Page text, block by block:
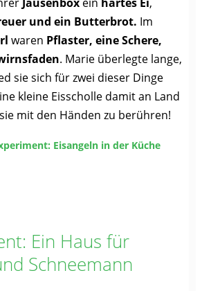
Jausenbox ein hartes Ei,
und ein Butterbrot. Im
waren Pflaster, eine Schere,
. Marie überlegte lange,
sie sich für zwei dieser Dinge
kleine Eisscholle damit an Land
mit den Händen zu berühren!
Eisangeln in der Küche
Ein Haus für
Schneemann